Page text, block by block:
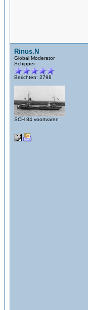
Rinus.N
Global Moderator
Schipper
Berichten: 2798
SCH 84 voortvaren